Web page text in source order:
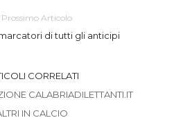
Prossimo Articolo
di tutti gli anticipi
CORRELATI
CALABRIADILETTANTI.IT
IN CALCIO